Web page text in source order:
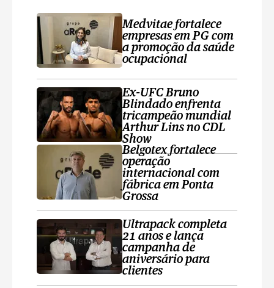
Medvitae fortalece
empresas em PG com
a promoção da saúde
ocupacional
Ex-UFC Bruno
Blindado enfrenta
tricampeão mundial
Arthur Lins no CDL
Show
Belgotex fortalece
operação
internacional com
fábrica em Ponta
Grossa
Ultrapack completa
21 anos e lança
campanha de
aniversário para
clientes